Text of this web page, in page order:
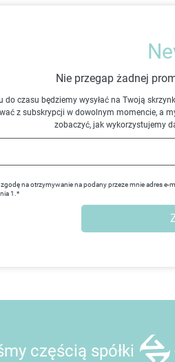
Nie przegap żadnej
do czasu będziemy wysyłać na Twoją
z subskrypcji w dowolnym momencie, a
zobaczyć, jak wykorzystujemy
zgodę na otrzymywanie na podany przeze mnie adres
1.*
częścią spółki